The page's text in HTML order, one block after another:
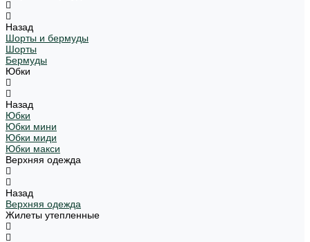
Назад
Шорты и бермуды
Шорты
Бермуды
Юбки
Назад
Юбки
Юбки мини
Юбки миди
Юбки макси
Верхняя одежда
Назад
Верхняя одежда
Жилеты утепленные